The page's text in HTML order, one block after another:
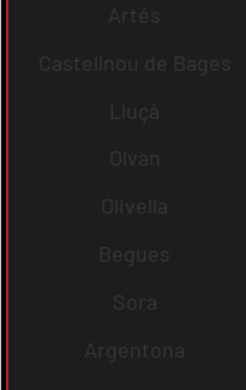
Artés
Castellnou de Bages
Lluçà
Olvan
Olivella
Begues
Sora
Argentona